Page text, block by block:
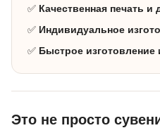
✅ Качественная печать
✅ Индивидуальное
✅ Быстрое изготовление
Это не просто